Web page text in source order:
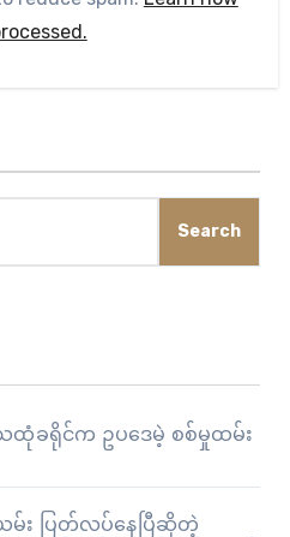
Search
ထုံခရိုင်က ဥပဒေမဲ့ စစ်မှုထမ်း
း ပြတ်လပ်နေပြီဆိုတဲ့